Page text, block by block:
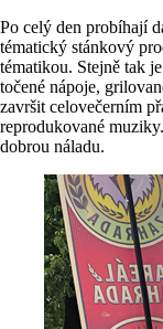
Po celý den probíhají
tématický stánkový
tématikou. Stejně tak
točené nápoje,
završit celovečerním
reprodukované
dobrou náladu.